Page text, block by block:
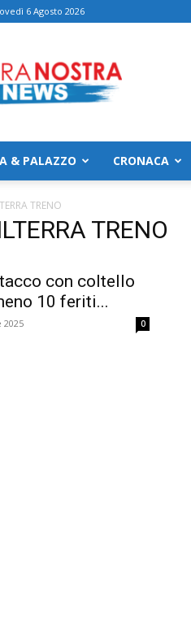
6 Agosto 2026
& PALAZZO CRONACA
TRENO
TRENO
con coltello
10 feriti...
2025 0